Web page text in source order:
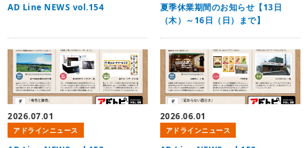
AD Line NEWS vol.154
夏季休業期間のお知らせ【13日
（木）～16日（日）まで】
2026.07.01
アドラインニュース
2026.06.01
アドラインニュース